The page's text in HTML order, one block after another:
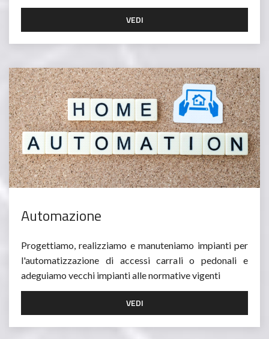
VEDI
Automazione
Progettiamo, realizziamo e manuteniamo impianti per
l'automatizzazione di accessi carrali o pedonali e
adeguiamo vecchi impianti alle normative vigenti
VEDI